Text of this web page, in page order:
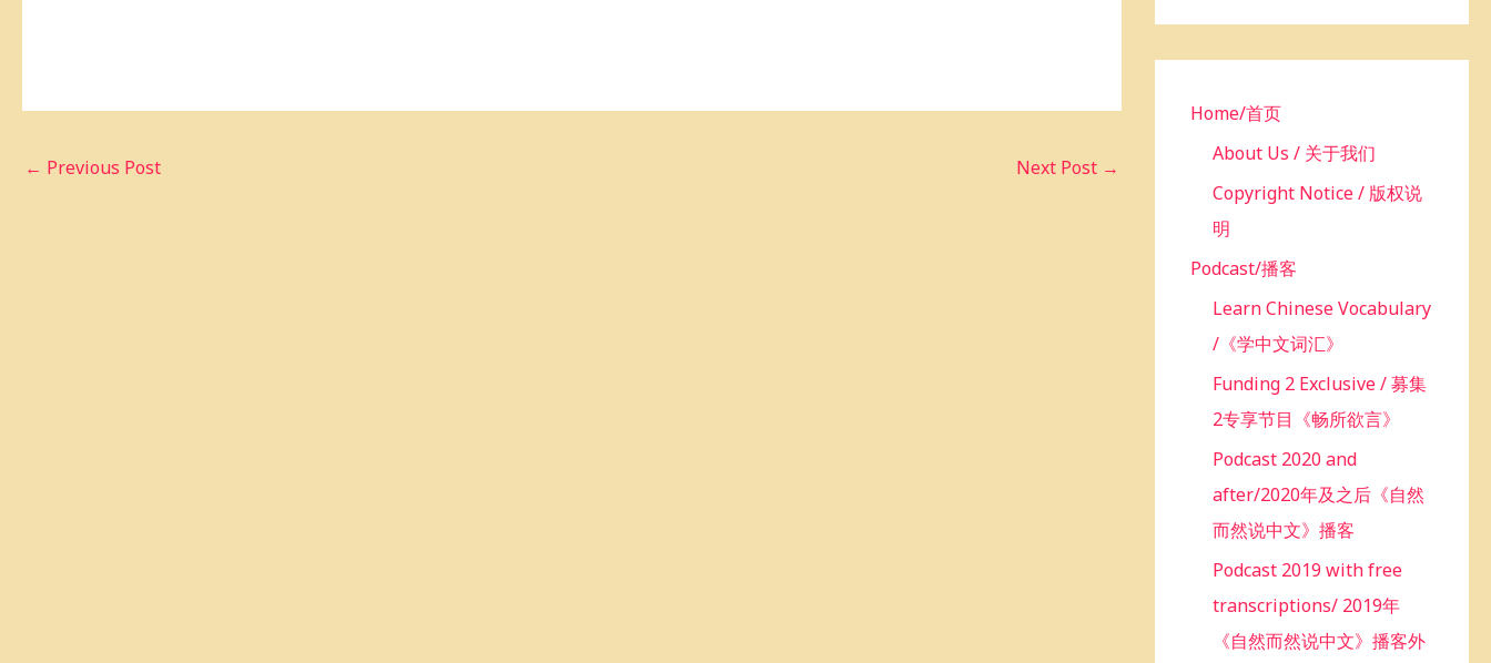
← Previous Post Next Post →
r
Home/首页
About Us / 关于我们
Copyright Notice / 版权说
明
Podcast/播客
Learn Chinese Vocabulary
/《学中文词汇》
Funding 2 Exclusive / 募集
2专享节目《畅所欲言》
Podcast 2020 and
after/2020年及之后《自然
而然说中文》播客
Podcast 2019 with free
transcriptions/ 2019年
《自然而然说中文》播客外